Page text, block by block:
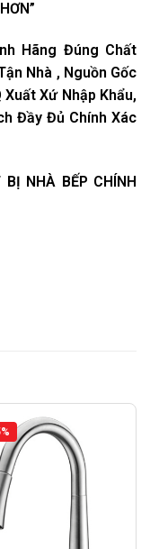
Hãng Đúng Chất
Nhà , Nguồn Gốc
Xứ Nhập Khẩu,
Đầy Đủ Chính Xác
NHÀ BẾP CHÍNH